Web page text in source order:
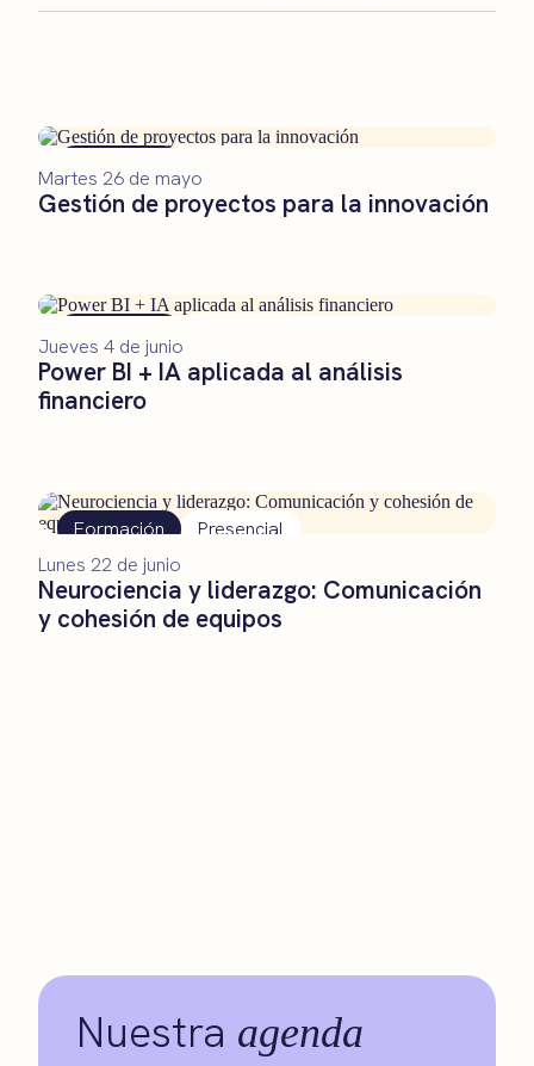
Gestión de proyectos para la innovación
Martes 26 de mayo
Power BI + IA aplicada al análisis
financiero
Jueves 4 de junio
Formación Presencial
Neurociencia y liderazgo: Comunicación
y cohesión de equipos
Lunes 22 de junio
Nuestra agenda